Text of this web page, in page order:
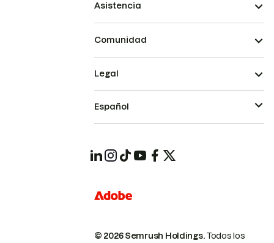
Asistencia
Comunidad
© 2026 Semrush Holdings.Todos los
Legal
Español